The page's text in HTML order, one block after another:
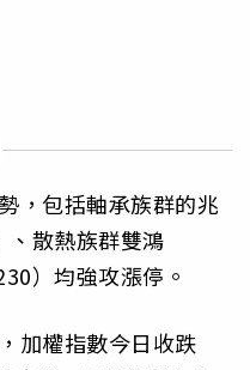
，包括軸承族群的兆
散熱族群雙鴻
）均強攻漲停。
加權指數今日收跌